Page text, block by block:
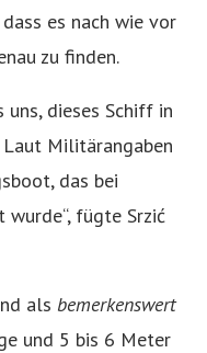
es nach wie vor
zu finden.
uns, dieses Schiff in
Militärangaben
das bei
fügte Srzić
als bemerkenswert
und 5 bis 6 Meter